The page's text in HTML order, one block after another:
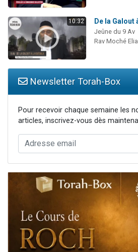
10:32 De la Galout
Jeûne du 9 Av
Rav Moché
Newsletter Torah-Box
Pour recevoir chaque semaine les
articles, inscrivez-vous dès